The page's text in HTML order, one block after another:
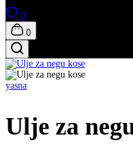
0
0
yasna
Ulje za